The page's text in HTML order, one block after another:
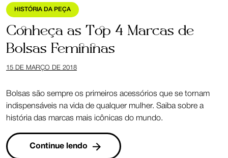
HISTÓRIA DA PEÇA
Conheça as Top 4 Marcas de
Bolsas Femininas
15 DE MARÇO DE 2018
Bolsas são sempre os primeiros acessórios que se tornam
indispensáveis na vida de qualquer mulher. Saiba sobre a
história das marcas mais icônicas do mundo.
Continue lendo